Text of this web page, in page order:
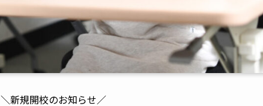
＼新規開校のお知らせ／